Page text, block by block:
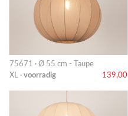
75671 · Ø 55 cm - Taupe
XL · voorradig 139,00